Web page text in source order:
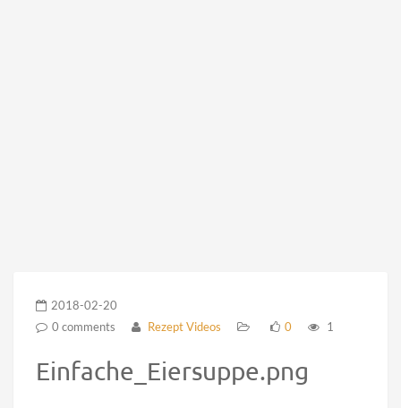
2018-02-20
0 comments
Rezept Videos 0 1
Einfache_Eiersuppe.png